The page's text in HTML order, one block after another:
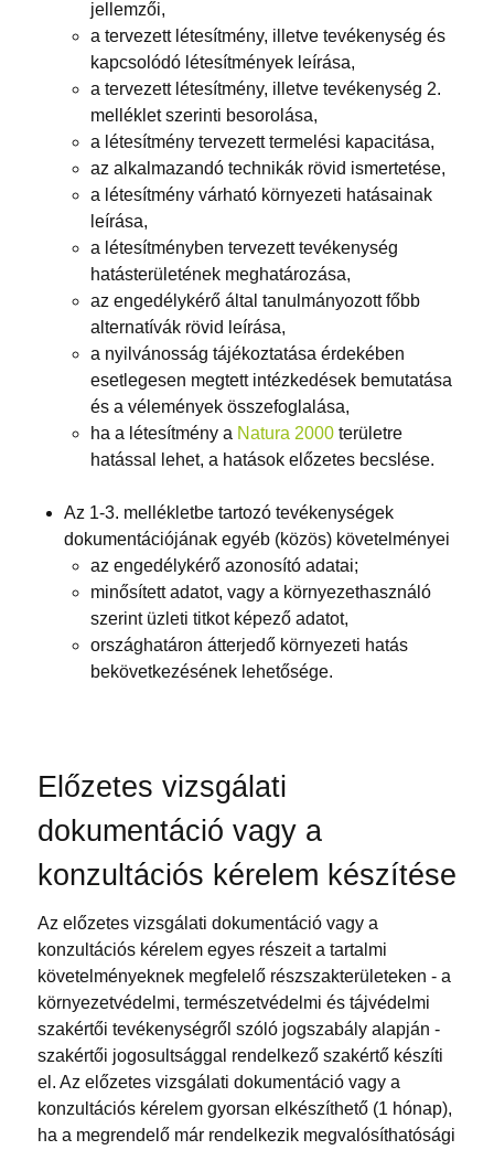
jellemzői,
a tervezett létesítmény, illetve tevékenység és
kapcsolódó létesítmények leírása,
a tervezett létesítmény, illetve tevékenység 2.
melléklet szerinti besorolása,
a létesítmény tervezett termelési kapacitása,
az alkalmazandó technikák rövid ismertetése,
a létesítmény várható környezeti hatásainak
leírása,
a létesítményben tervezett tevékenység
hatásterületének meghatározása,
az engedélykérő által tanulmányozott főbb
alternatívák rövid leírása,
a nyilvánosság tájékoztatása érdekében
esetlegesen megtett intézkedések bemutatása
és a vélemények összefoglalása,
ha a létesítmény a Natura 2000 területre
hatással lehet, a hatások előzetes becslése.
Az 1-3. mellékletbe tartozó tevékenységek
dokumentációjának egyéb (közös) követelményei
az engedélykérő azonosító adatai;
minősített adatot, vagy a környezethasználó
szerint üzleti titkot képező adatot,
országhatáron átterjedő környezeti hatás
bekövetkezésének lehetősége.
Előzetes vizsgálati
dokumentáció vagy a
konzultációs kérelem készítése
Az előzetes vizsgálati dokumentáció vagy a
konzultációs kérelem egyes részeit a tartalmi
követelményeknek megfelelő részszakterületeken - a
környezetvédelmi, természetvédelmi és tájvédelmi
szakértői tevékenységről szóló jogszabály alapján -
szakértői jogosultsággal rendelkező szakértő készíti
el. Az előzetes vizsgálati dokumentáció vagy a
konzultációs kérelem gyorsan elkészíthető (1 hónap),
ha a megrendelő már rendelkezik megvalósíthatósági